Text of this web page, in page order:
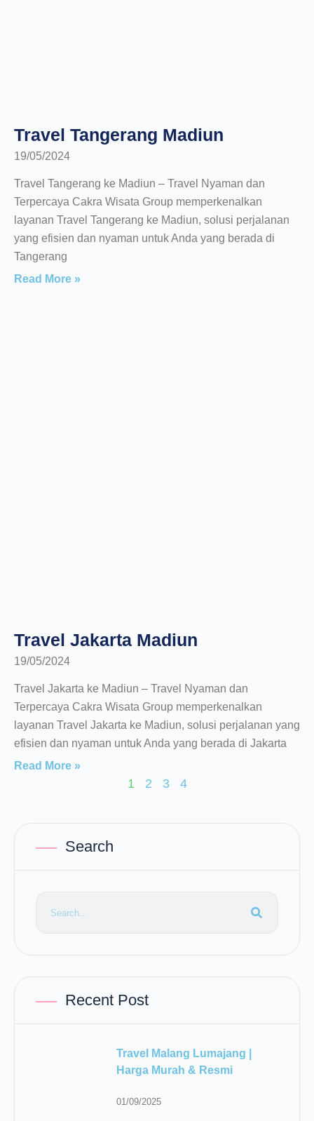
Travel Tangerang Madiun
19/05/2024
Travel Tangerang ke Madiun – Travel Nyaman dan
Terpercaya Cakra Wisata Group memperkenalkan
layanan Travel Tangerang ke Madiun, solusi perjalanan
yang efisien dan nyaman untuk Anda yang berada di
Tangerang
Read More »
Travel Jakarta Madiun
19/05/2024
Travel Jakarta ke Madiun – Travel Nyaman dan
Terpercaya Cakra Wisata Group memperkenalkan
layanan Travel Jakarta ke Madiun, solusi perjalanan yang
efisien dan nyaman untuk Anda yang berada di Jakarta
Read More »
1 2 3 4
Search
Recent Post
Travel Malang Lumajang |
Harga Murah & Resmi
01/09/2025